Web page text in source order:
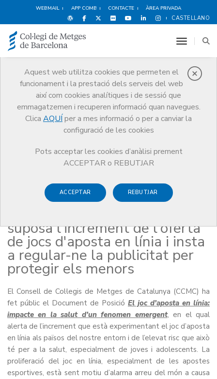
WEBMAIL APP COMB CONTACTE ÀREA PRIVADA
CASTELLANO
Aquest web utilitza cookies que permeten el
funcionament i la prestació dels serveis del web
així com cookies analítiques i de sessió que
emmagatzemen i recuperen informació quan navegues.
Clica AQUÍ per a mes informació o per a canviar la
configuració de les cookies
Pots acceptar les cookies d’anàlisi prement
ACCEPTAR o REBUTJAR
ACCEPTAR REBUTJAR
toggle
Notícies
Comunicació
Notícies
El CCMC alerta del risc que suposa l'increment de l'oferta de jocs
d'aposta en línia i insta a regular-ne la publicitat per protegir els
30 DE GENER DE 2019
suposa l'increment de l'oferta
de jocs d'aposta en línia i insta
a regular-ne la publicitat per
protegir els menors
El Consell de Col·legis de Metges de Catalunya (CCMC) ha
fet públic el Document de Posició El joc d’aposta en línia:
impacte en la salut d’un fenomen emergent, en el qual
alerta de l’increment que està experimentant el joc d’aposta
en línia als països del nostre entorn i de l’elevat risc que això
té per a la salut, especialment de joves i adolescents. La
proliferació del joc en línia, especialment de les apostes
esportives, està sent motiu d’alarma arreu del món a causa